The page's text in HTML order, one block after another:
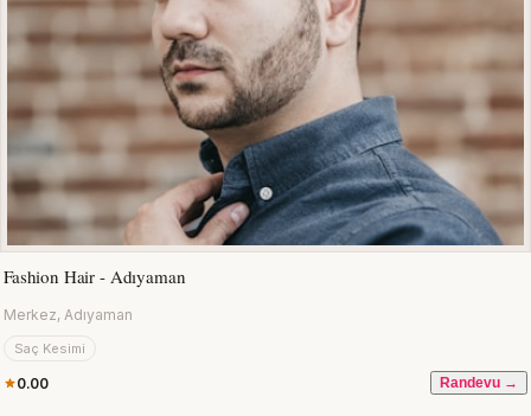
Fashion Hair - Adıyaman
Merkez, Adıyaman
Saç Kesimi
0.00 Randevu →